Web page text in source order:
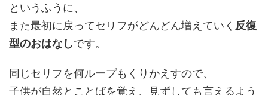
というふうに、
また最初に戻ってセリフがどんどん増えていく 反復
型のおはなしです。
同じセリフを何ループもくりかえすので、
子供が自然とことばを覚え、見ずしても言えるよう